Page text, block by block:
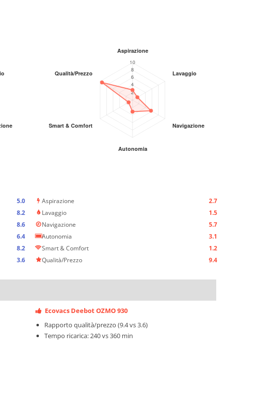
5.0
8.2
8.6
6.4
8.2
3.6
Aspirazione
2.7
Lavaggio
1.5
Navigazione
5.7
Autonomia
3.1
Smart & Comfort
1.2
Qualità/Prezzo
9.4
Ecovacs Deebot OZMO 930
Rapporto qualità/prezzo (9.4 vs 3.6)
Tempo ricarica: 240 vs 360 min